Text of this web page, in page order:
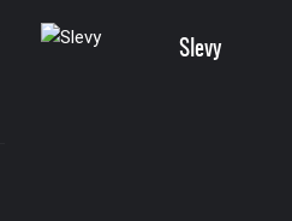
Slevy